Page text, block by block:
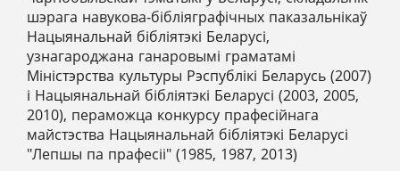
шэрага навукова-бібліяграфічных паказальнікаў
Нацыянальнай бібліятэкі Беларусі,
узнагароджана ганаровымі граматамі
Міністэрства культуры Рэспублікі Беларусь (2007)
і Нацыянальнай бібліятэкі Беларусі (2003, 2005,
2010), пераможца конкурсу прафесійнага
майстэства Нацыянальнай бібліятэкі Беларусі
"Лепшы па прафесіі" (1985, 1987, 2013)